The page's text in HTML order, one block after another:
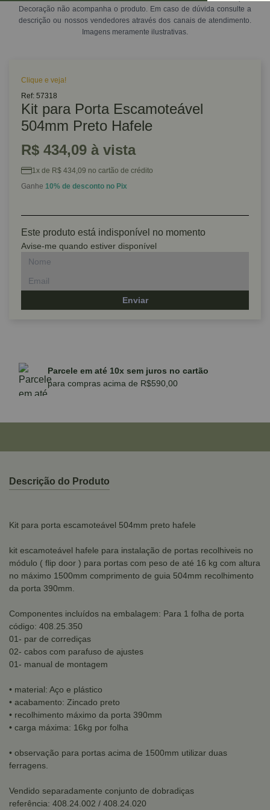
Decoração não acompanha o produto. Em caso de dúvida consulte a
descrição ou nossos vendedores através dos canais de atendimento.
Imagens meramente ilustrativas.
Clique e veja!
Ref: 57318
Kit para Porta Escamoteável
504mm Preto Hafele
R$ 434,09 à vista
1x de R$ 434,09 no cartão de crédito
Ganhe 10% de desconto no Pix
Este produto está indisponível no momento
Avise-me quando estiver disponível
Enviar
Parcele em até 10x sem juros no cartão
para compras acima de R$590,00
Descrição do Produto
Kit para porta escamoteável 504mm preto hafele
kit escamoteável hafele para instalação de portas recolhiveis no
módulo ( flip door ) para portas com peso de até 16 kg com altura
no máximo 1500mm comprimento de guia 504mm recolhimento
da porta 390mm.
Componentes incluídos na embalagem: Para 1 folha de porta
código: 408.25.350
01- par de corrediças
02- cabos com parafuso de ajustes
01- manual de montagem
• material: Aço e plástico
• acabamento: Zincado preto
• recolhimento máximo da porta 390mm
• carga máxima: 16kg por folha
• observação para portas acima de 1500mm utilizar duas
ferragens.
Vendido separadamente conjunto de dobradiças
referência: 408.24.002 / 408.24.020